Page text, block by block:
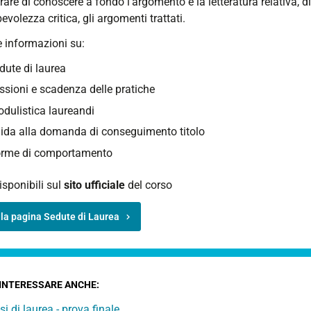
critica, gli argomenti trattati.
informazioni su:
di laurea
e scadenza delle pratiche
laureandi
alla domanda di conseguimento titolo
di comportamento
sul sito ufficiale del corso
pagina Sedute di Laurea
ANCHE: